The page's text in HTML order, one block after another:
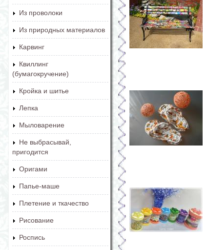
Из проволоки
Из природных материалов
Карвинг
Квиллинг
(бумагокручение)
Кройка и шитье
Лепка
Мыловарение
Не выбрасывай,
пригодится
Оригами
Папье-маше
Плетение и ткачество
Рисование
Роспись